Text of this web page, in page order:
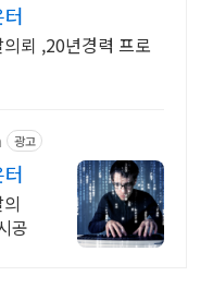
뢰 ,20년경력 프로
광고
공